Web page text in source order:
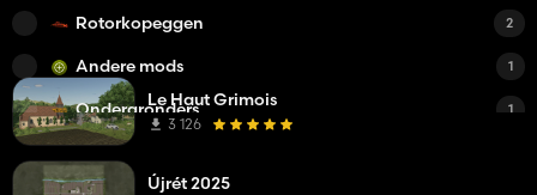
Rotorkopeggen 2
Andere mods 1
Ondergronders 1
Le Haut Grimois
3 126
Újrét 2025